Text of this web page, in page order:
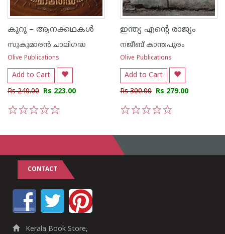
കുറു – ആനക്കഥകള്‍
സുകുമാരന്‍ ചാലിഗദ്ധ
Olive Publications
Add to Cart
Rs 240.00 Rs 223.00
ഇന്ത്യ എന്റെ രാജ്യം
നജീബ് കാന്തപുരം
Olive Publications
Add to Cart
Rs 300.00 Rs 279.00
CONTACT
Kerala Book Store,